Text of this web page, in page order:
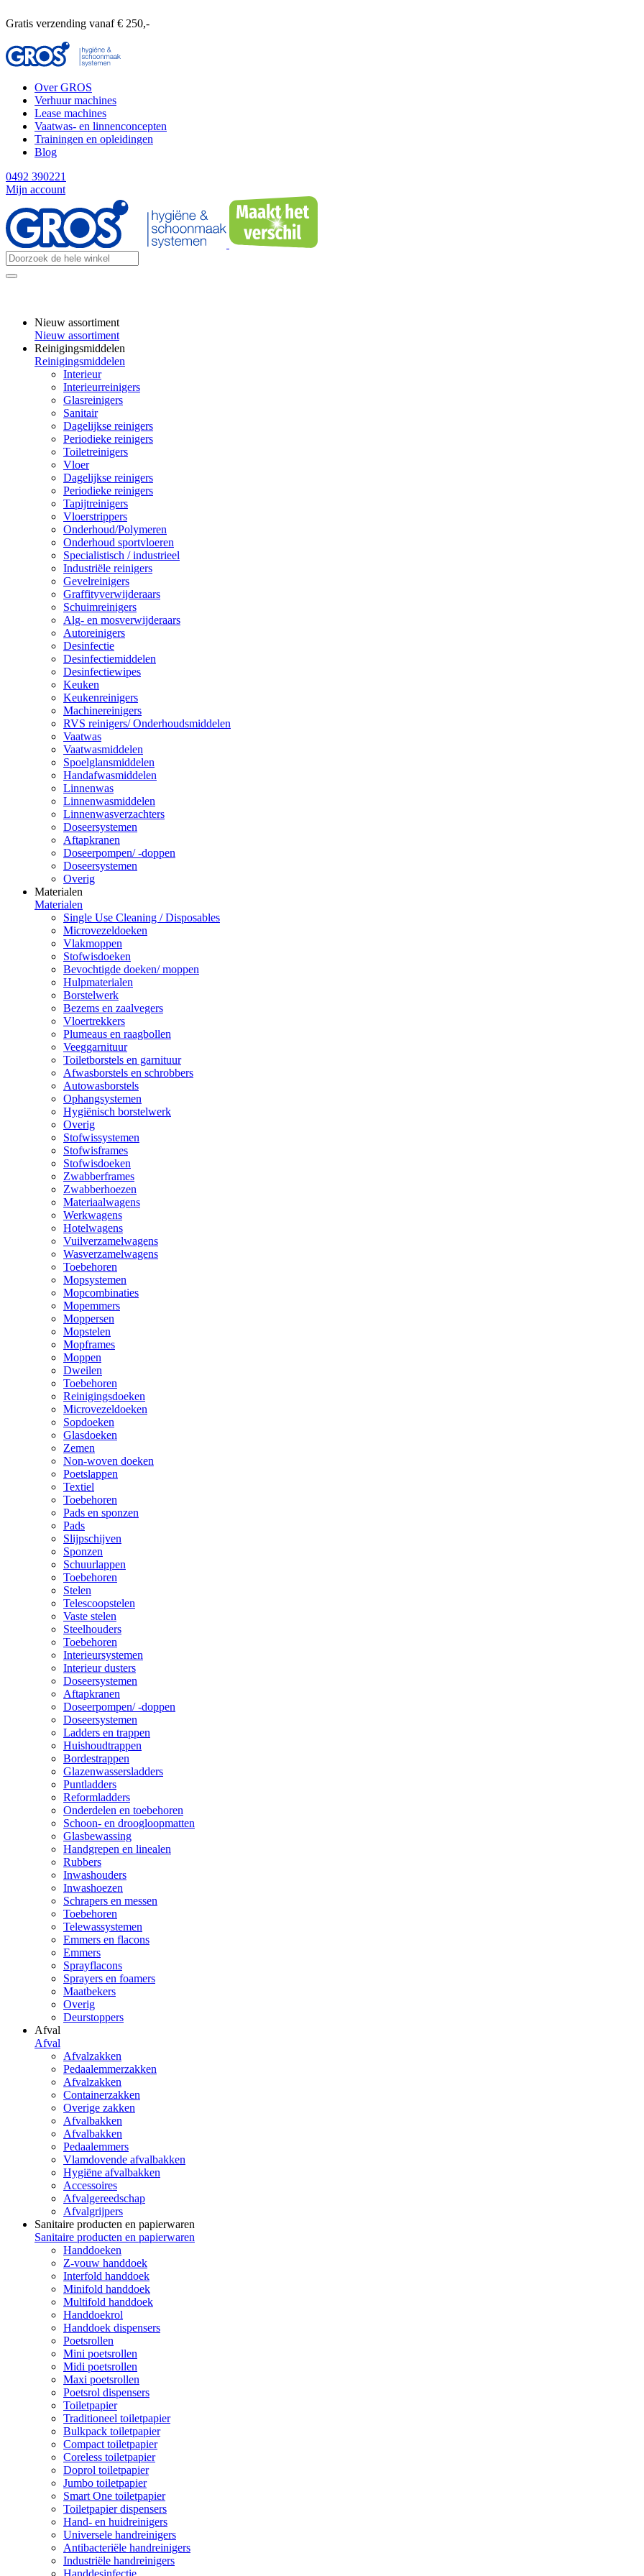
Gratis verzending vanaf € 250,-
Over GROS
Verhuur machines
Lease machines
Vaatwas- en linnenconcepten
Trainingen en opleidingen
Blog
0492 390221
Mijn account
Nieuw assortiment
Nieuw assortiment
Reinigingsmiddelen
Reinigingsmiddelen
Interieur
Interieurreinigers
Glasreinigers
Sanitair
Dagelijkse reinigers
Periodieke reinigers
Toiletreinigers
Vloer
Dagelijkse reinigers
Periodieke reinigers
Tapijtreinigers
Vloerstrippers
Onderhoud/Polymeren
Onderhoud sportvloeren
Specialistisch / industrieel
Industriële reinigers
Gevelreinigers
Graffityverwijderaars
Schuimreinigers
Alg- en mosverwijderaars
Autoreinigers
Desinfectie
Desinfectiemiddelen
Desinfectiewipes
Keuken
Keukenreinigers
Machinereinigers
RVS reinigers/ Onderhoudsmiddelen
Vaatwas
Vaatwasmiddelen
Spoelglansmiddelen
Handafwasmiddelen
Linnenwas
Linnenwasmiddelen
Linnenwasverzachters
Doseersystemen
Aftapkranen
Doseerpompen/ -doppen
Doseersystemen
Overig
Materialen
Materialen
Single Use Cleaning / Disposables
Microvezeldoeken
Vlakmoppen
Stofwisdoeken
Bevochtigde doeken/ moppen
Hulpmaterialen
Borstelwerk
Bezems en zaalvegers
Vloertrekkers
Plumeaus en raagbollen
Veeggarnituur
Toiletborstels en garnituur
Afwasborstels en schrobbers
Autowasborstels
Ophangsystemen
Hygiënisch borstelwerk
Overig
Stofwissystemen
Stofwisframes
Stofwisdoeken
Zwabberframes
Zwabberhoezen
Materiaalwagens
Werkwagens
Hotelwagens
Vuilverzamelwagens
Wasverzamelwagens
Toebehoren
Mopsystemen
Mopcombinaties
Mopemmers
Moppersen
Mopstelen
Mopframes
Moppen
Dweilen
Toebehoren
Reinigingsdoeken
Microvezeldoeken
Sopdoeken
Glasdoeken
Zemen
Non-woven doeken
Poetslappen
Textiel
Toebehoren
Pads en sponzen
Pads
Slijpschijven
Sponzen
Schuurlappen
Toebehoren
Stelen
Telescoopstelen
Vaste stelen
Steelhouders
Toebehoren
Interieursystemen
Interieur dusters
Doseersystemen
Aftapkranen
Doseerpompen/ -doppen
Doseersystemen
Ladders en trappen
Huishoudtrappen
Bordestrappen
Glazenwassersladders
Puntladders
Reformladders
Onderdelen en toebehoren
Schoon- en droogloopmatten
Glasbewassing
Handgrepen en linealen
Rubbers
Inwashouders
Inwashoezen
Schrapers en messen
Toebehoren
Telewassystemen
Emmers en flacons
Emmers
Sprayflacons
Sprayers en foamers
Maatbekers
Overig
Deurstoppers
Afval
Afval
Afvalzakken
Pedaalemmerzakken
Afvalzakken
Containerzakken
Overige zakken
Afvalbakken
Afvalbakken
Pedaalemmers
Vlamdovende afvalbakken
Hygiëne afvalbakken
Accessoires
Afvalgereedschap
Afvalgrijpers
Sanitaire producten en papierwaren
Sanitaire producten en papierwaren
Handdoeken
Z-vouw handdoek
Interfold handdoek
Minifold handdoek
Multifold handdoek
Handdoekrol
Handdoek dispensers
Poetsrollen
Mini poetsrollen
Midi poetsrollen
Maxi poetsrollen
Poetsrol dispensers
Toiletpapier
Traditioneel toiletpapier
Bulkpack toiletpapier
Compact toiletpapier
Coreless toiletpapier
Doprol toiletpapier
Jumbo toiletpapier
Smart One toiletpapier
Toiletpapier dispensers
Hand- en huidreinigers
Universele handreinigers
Antibacteriële handreinigers
Industriële handreinigers